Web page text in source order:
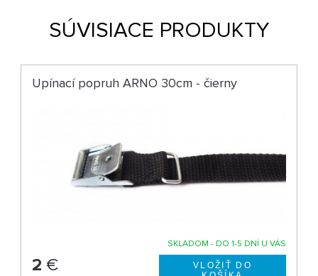
SÚVISIACE PRODUKTY
Upínací popruh ARNO 30cm - čierny
SKLADOM - DO 1-5 DNÍ U VÁS
2 €